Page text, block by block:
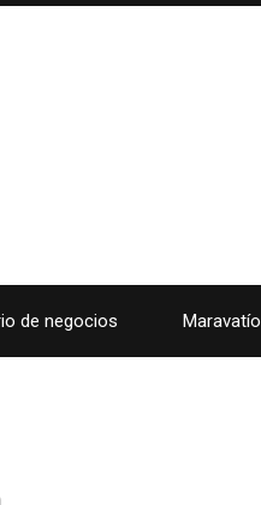
de negocios Maravatío